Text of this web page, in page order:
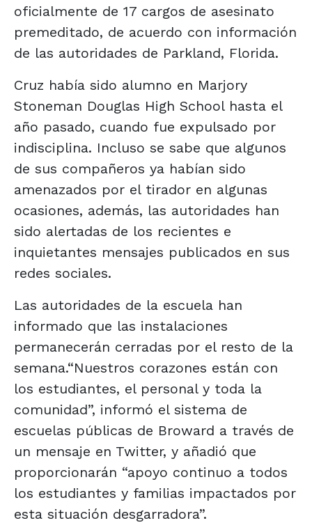
oficialmente de 17 cargos de asesinato
premeditado, de acuerdo con información
de las autoridades de Parkland, Florida.
Cruz había sido alumno en Marjory
Stoneman Douglas High School hasta el
año pasado, cuando fue expulsado por
indisciplina. Incluso se sabe que algunos
de sus compañeros ya habían sido
amenazados por el tirador en algunas
ocasiones, además, las autoridades han
sido alertadas de los recientes e
inquietantes mensajes publicados en sus
redes sociales.
Las autoridades de la escuela han
informado que las instalaciones
permanecerán cerradas por el resto de la
semana.“Nuestros corazones están con
los estudiantes, el personal y toda la
comunidad”, informó el sistema de
escuelas públicas de Broward a través de
un mensaje en Twitter, y añadió que
proporcionarán “apoyo continuo a todos
los estudiantes y familias impactados por
esta situación desgarradora”.